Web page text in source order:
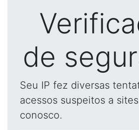
de
Seu IP fez diversas
acessos suspeitos a
conosco.